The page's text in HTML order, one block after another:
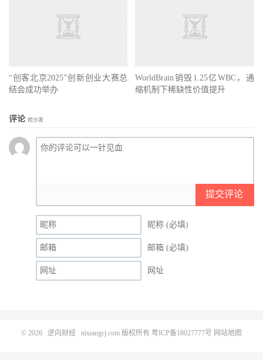
“创客北京2025”创新创业大赛总
结会成功举办
WorldBrain销毁1.25亿WBC，通
缩机制下稀缺性价值提升
评论 抢沙发
提交评论
昵称 (必填)
邮箱 (必填)
网址
© 2026 逆向财经 nixiangcj.com 版权所有 粤ICP备18027777号 网站地图